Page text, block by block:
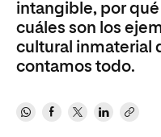
intangible, por
cuáles son los
cultural inmaterial
contamos todo.